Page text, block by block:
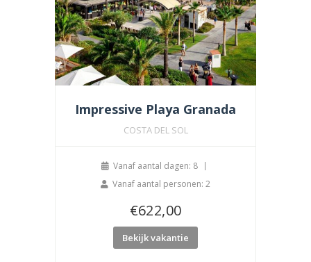
Impressive Playa Granada
COSTA DEL SOL
Vanaf aantal dagen: 8
Vanaf aantal personen: 2
€622,00
Bekijk vakantie